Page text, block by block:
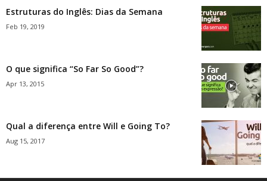
Estruturas do Inglês: Dias da Semana
Feb 19, 2019
O que significa “So Far So Good”?
Apr 13, 2015
Qual a diferença entre Will e Going To?
Aug 15, 2017